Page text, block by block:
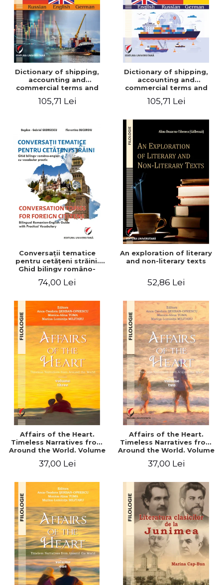
Dictionary of shipping,
accounting and
commercial terms and
English-German
105,71 Lei
Dictionary of shipping,
accounting and
commercial terms and
Russian – German
105,71 Lei
Conversaţii tematice
pentru cetăţeni străini.
Ghid bilingv româno-
practic/Conversation
Bilingual Romanian-English
guide with practical
vocabulary
74,00 Lei
An exploration of literary
and non-literary texts
52,86 Lei
Affairs of the Heart.
Timeless Narratives from
Around the World. Volume
37,00 Lei
Affairs of the Heart.
Timeless Narratives from
Around the World. Volume
37,00 Lei